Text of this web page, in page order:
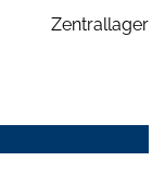
Zentrallager